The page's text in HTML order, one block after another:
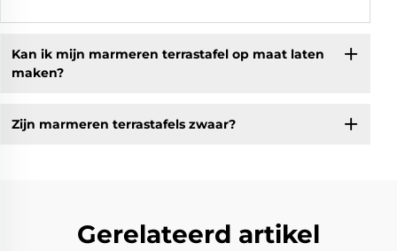
Kan ik mijn marmeren terrastafel op maat laten
maken?
Zijn marmeren terrastafels zwaar?
Gerelateerd artikel